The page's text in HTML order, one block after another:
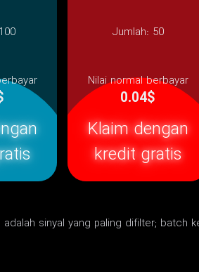
100 Jumlah: 50
Nilai normal berbayar
0.04$
Klaim dengan
kredit gratis
sinyal yang paling difilter; batch